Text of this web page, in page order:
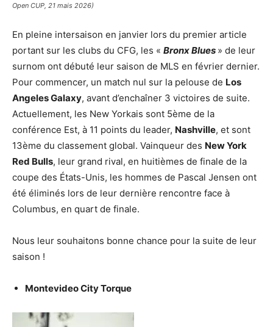
Open CUP, 21 mais 2026)
En pleine intersaison en janvier lors du premier article
portant sur les clubs du CFG, les « Bronx Blues » de leur
surnom ont débuté leur saison de MLS en février dernier.
Pour commencer, un match nul sur la pelouse de Los
Angeles Galaxy, avant d’enchaîner 3 victoires de suite.
Actuellement, les New Yorkais sont 5ème de la
conférence Est, à 11 points du leader, Nashville, et sont
13ème du classement global. Vainqueur des New York
Red Bulls, leur grand rival, en huitièmes de finale de la
coupe des États-Unis, les hommes de Pascal Jensen ont
été éliminés lors de leur dernière rencontre face à
Columbus, en quart de finale.
Nous leur souhaitons bonne chance pour la suite de leur
saison !
Montevideo City Torque